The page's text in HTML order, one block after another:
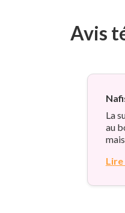
Avis
La
au
Lire